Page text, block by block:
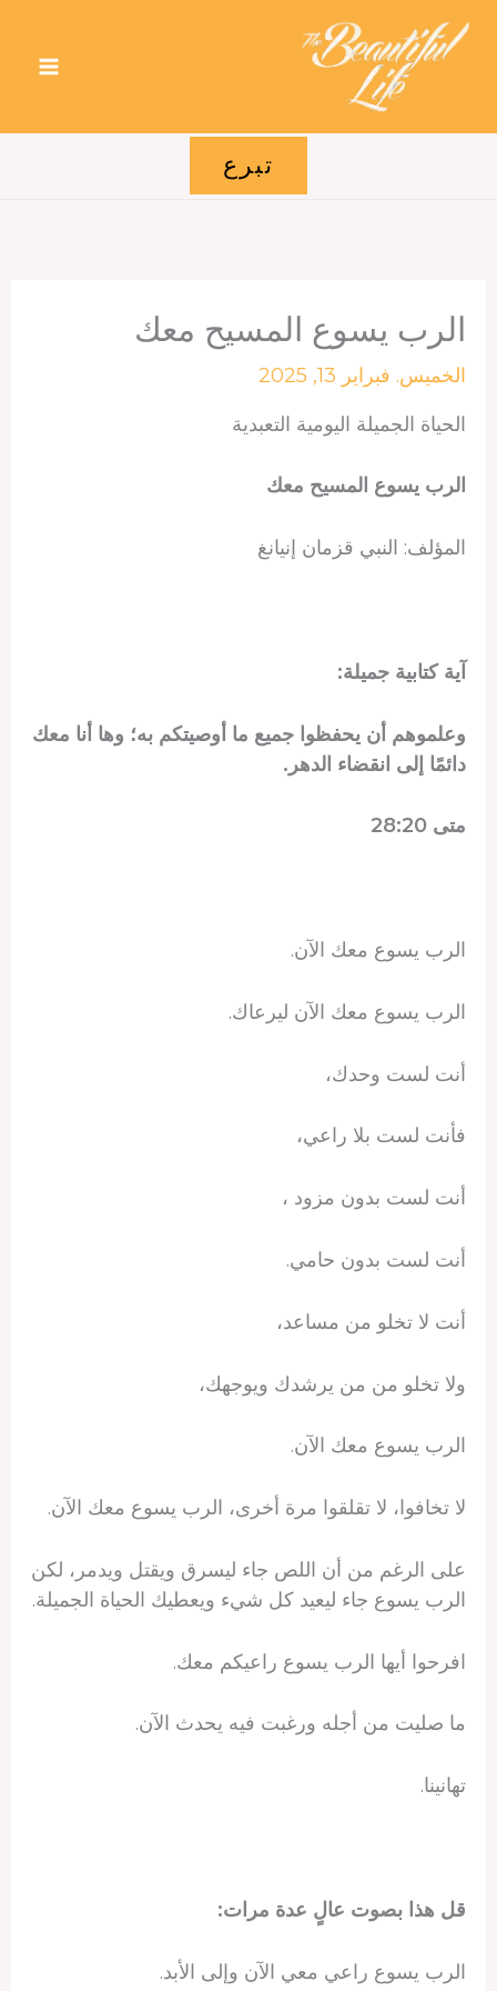
تبرع
الرب يسوع المسيح معك
الخميس. فبراير 13, 2025
الحياة الجميلة اليومية التعبدية
الرب يسوع المسيح معك
المؤلف: النبي قزمان إنيانغ
آية كتابية جميلة:
وعلموهم أن يحفظوا جميع ما أوصيتكم به؛ وها أنا معك
دائمًا إلى انقضاء الدهر.
متى 28:20
الرب يسوع معك الآن.
الرب يسوع معك الآن ليرعاك.
أنت لست وحدك،
فأنت لست بلا راعي،
أنت لست بدون مزود ،
أنت لست بدون حامي.
أنت لا تخلو من مساعد،
ولا تخلو من من يرشدك ويوجهك،
الرب يسوع معك الآن.
لا تخافوا، لا تقلقوا مرة أخرى، الرب يسوع معك الآن.
على الرغم من أن اللص جاء ليسرق ويقتل ويدمر، لكن
الرب يسوع جاء ليعيد كل شيء ويعطيك الحياة الجميلة.
افرحوا أيها الرب يسوع راعيكم معك.
ما صليت من أجله ورغبت فيه يحدث الآن.
تهانينا.
قل هذا بصوت عالٍ عدة مرات:
الرب يسوع راعي معي الآن وإلى الأبد.